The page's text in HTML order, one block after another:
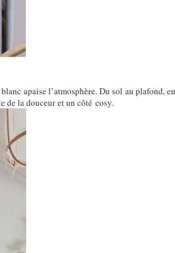
apaise l’atmosphère. Du sol au plafond, en
de la douceur et un côté cosy.